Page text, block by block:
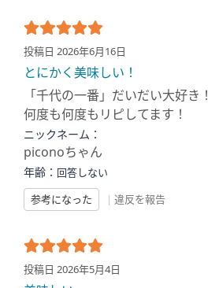
投稿日 2026年6月16日
とにかく美味しい！
「千代の一番」だいだい大好き！
何度も何度もリピしてます！
ニックネーム：
piconoちゃん
年齢： 回答しない
参考になった
| 違反を報告
投稿日 2026年5月4日